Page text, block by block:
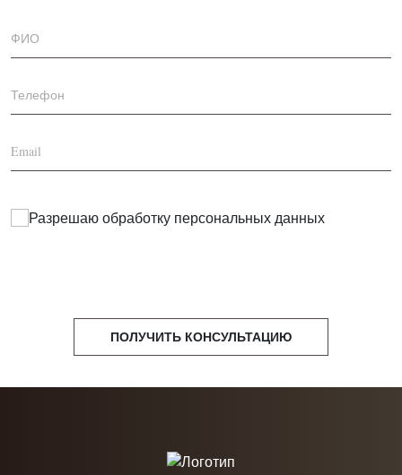
Разрешаю обработку персональных данных
ПОЛУЧИТЬ КОНСУЛЬТАЦИЮ